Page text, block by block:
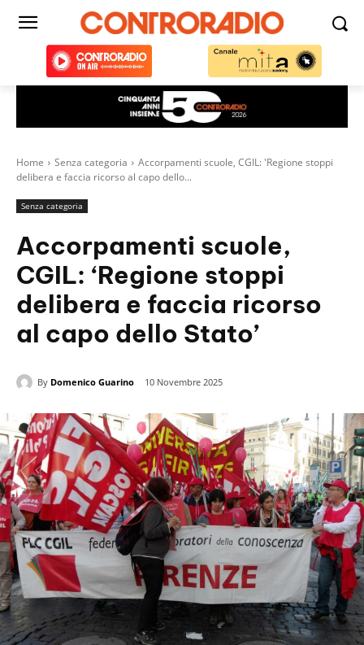
Home Senza categoria
Accorpamenti scuole, CGIL: 'Regione stoppi
delibera e faccia ricorso al capo dello...
Senza categoria
Accorpamenti scuole,
CGIL: ‘Regione stoppi
delibera e faccia ricorso
al capo dello Stato’
By Domenico Guarino 10 Novembre 2025